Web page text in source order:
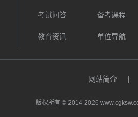
考试问答 备考课程
教育资讯 单位导航
网站简介 |
版权所有 © 2014-2026